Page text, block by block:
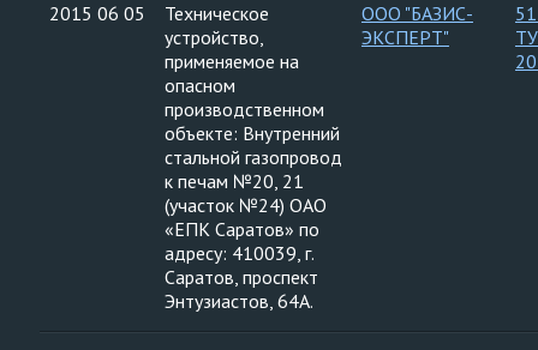
2015 06 05
Техническое
устройство,
применяемое на
опасном
производственном
объекте: Внутренний
стальной газопровод
к печам №20, 21
(участок №24) ОАО
«ЕПК Саратов» по
адресу: 410039, г.
Саратов, проспект
Энтузиастов, 64А.
ООО "БАЗИС-
ЭКСПЕРТ"